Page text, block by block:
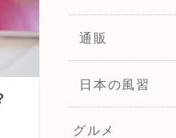
通販
日本の風習
グルメ